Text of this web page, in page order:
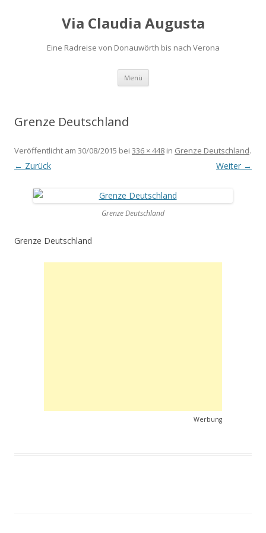
Via Claudia Augusta
Eine Radreise von Donauwörth bis nach Verona
Menü Zum
springen
Grenze Deutschland
Veröffentlicht am 30/08/2015 bei 336 × 448 in Grenze Deutschland.
← Zurück Weiter →
Grenze Deutschland
Grenze Deutschland
Werbung